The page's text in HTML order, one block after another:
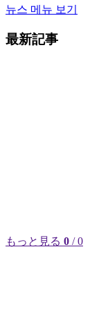
뉴스 메뉴 보기
最新記事
もっと見る 0 / 0